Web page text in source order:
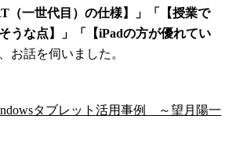
（一世代目）の仕様】 」「
【授業で
うな点】
」「
【iPadの方が優れてい
お話を伺いました。
タブレット活用事例 ～望月陽一